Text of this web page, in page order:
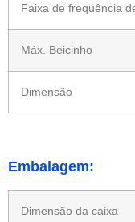
Faixa de frequência
Máx. Beicinho
Dimensão
Embalagem:
Dimensão da caixa